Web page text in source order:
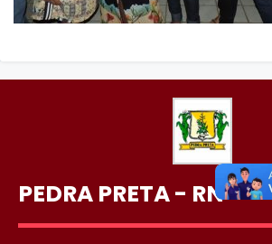
PEDRA PRETA - RN